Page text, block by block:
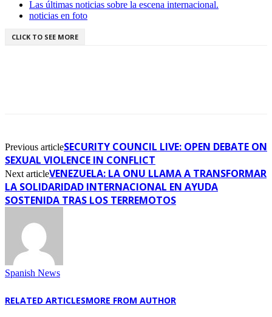
Las últimas noticias sobre la escena internacional.
noticias en foto
CLICK TO SEE MORE
Previous articleSECURITY COUNCIL LIVE: OPEN DEBATE ON
SEXUAL VIOLENCE IN CONFLICT
Next articleVENEZUELA: LA ONU LLAMA A TRANSFORMAR
LA SOLIDARIDAD INTERNACIONAL EN AYUDA
SOSTENIDA TRAS LOS TERREMOTOS
Spanish News
RELATED ARTICLESMORE FROM AUTHOR